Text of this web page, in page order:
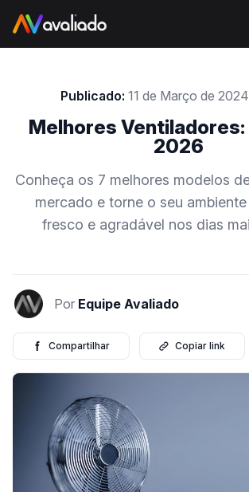
Publicado: 11 de Março de 2024
Melhores Ventiladores:
2026
Conheça os 7 melhores modelos
mercado e torne o seu
fresco e agradável nos dias
Por Equipe Avaliado
Compartilhar Copiar link